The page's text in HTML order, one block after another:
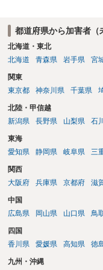
都道府県から加害者（
北海道・東北
北海道
青森県 岩手県 宮
関東
東京都
神奈川県 千葉県
北陸・甲信越
新潟県
長野県 山梨県 石
東海
愛知県
静岡県 岐阜県 三
関西
大阪府
兵庫県 京都府 滋
中国
広島県
岡山県 山口県 鳥
四国
香川県
愛媛県 高知県 徳
九州・沖縄